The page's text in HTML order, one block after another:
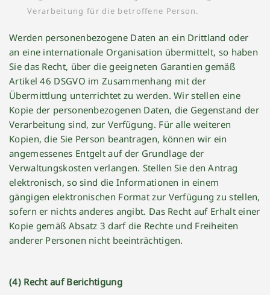
Verarbeitung für die betroffene Person.
Werden personenbezogene Daten an ein Drittland oder
an eine internationale Organisation übermittelt, so haben
Sie das Recht, über die geeigneten Garantien gemäß
Artikel 46 DSGVO im Zusammenhang mit der
Übermittlung unterrichtet zu werden. Wir stellen eine
Kopie der personenbezogenen Daten, die Gegenstand der
Verarbeitung sind, zur Verfügung. Für alle weiteren
Kopien, die Sie Person beantragen, können wir ein
angemessenes Entgelt auf der Grundlage der
Verwaltungskosten verlangen. Stellen Sie den Antrag
elektronisch, so sind die Informationen in einem
gängigen elektronischen Format zur Verfügung zu stellen,
sofern er nichts anderes angibt. Das Recht auf Erhalt einer
Kopie gemäß Absatz 3 darf die Rechte und Freiheiten
anderer Personen nicht beeinträchtigen.
(4) Recht auf Berichtigung